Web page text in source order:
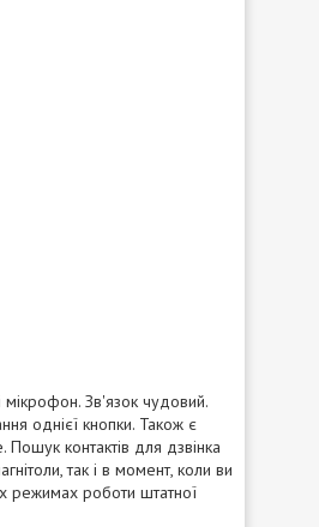
мікрофон. Зв'язок чудовий.
однієї кнопки. Також є
Пошук контактів для дзвінка
так і в момент, коли ви
режимах роботи штатної